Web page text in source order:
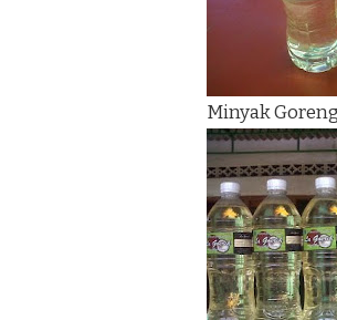
Minyak